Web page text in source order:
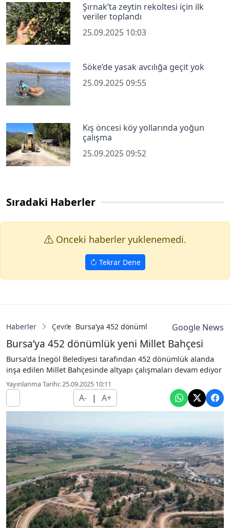
Şırnak’ta zeytin rekoltesi için ilk
veriler toplandı
25.09.2025 10:03
Söke’de yasak avcılığa geçit yok
25.09.2025 09:55
Kış öncesi köy yollarında yoğun
çalışma
25.09.2025 09:52
Sıradaki Haberler
Onceki haberler yuklenemedi.
Tekrar Dene
Haberler Çevre Bursa’ya 452 dönümlük yeni Millet Bahçesi
Google News
Bursa’ya 452 dönümlük yeni Millet Bahçesi
Bursa’da İnegöl Belediyesi tarafından 452 dönümlük alanda
inşa edilen Millet Bahçesinde altyapı çalışmaları devam ediyor
Yayınlanma Tarihi: 25.09.2025 10:11
A- | A+